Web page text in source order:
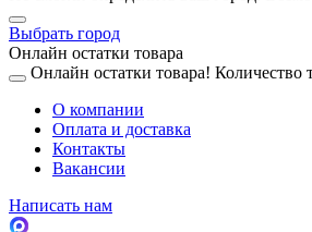
Выбрать город
Онлайн остатки товара
Онлайн остатки товара! Количество
О компании
Оплата и доставка
Контакты
Вакансии
Написать нам